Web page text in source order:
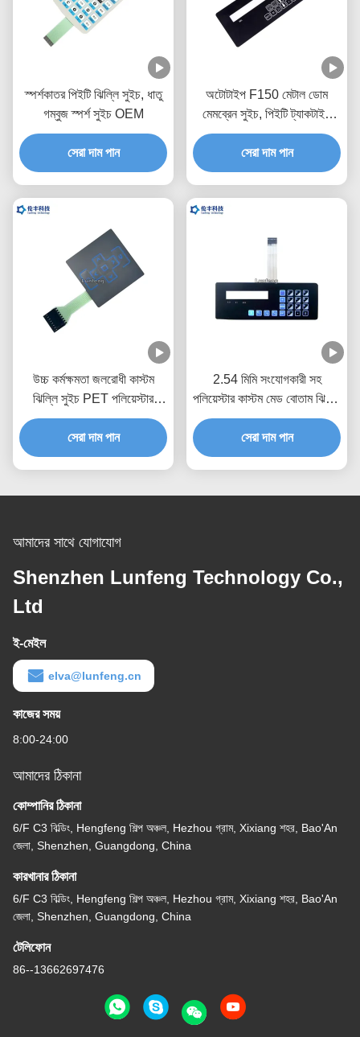
স্পর্শকাতর পিইটি ঝিল্লি সুইচ, ধাতু
গম্বুজ স্পর্শ সুইচ OEM
সেরা দাম পান
অটোটাইপ F150 মেটাল ডোম
মেমব্রেন সুইচ, পিইটি ট্যাকটাইল
সুইচ কীপ্যাড
সেরা দাম পান
উচ্চ কর্মক্ষমতা জলরোধী কাস্টম
ঝিল্লি সুইচ PET পলিয়েস্টার
উপাদান
সেরা দাম পান
2.54 মিমি সংযোগকারী সহ
পলিয়েস্টার কাস্টম মেড বোতাম ঝিল্লি
সুইচ
সেরা দাম পান
আমাদের সাথে যোগাযোগ
Shenzhen Lunfeng Technology Co.,
Ltd
ই-মেইল
elva@lunfeng.cn
কাজের সময়
8:00-24:00
আমাদের ঠিকানা
কোম্পানির ঠিকানা
6/F C3 বিল্ডিং, Hengfeng শিল্প অঞ্চল, Hezhou গ্রাম, Xixiang শহর, Bao'An
জেলা, Shenzhen, Guangdong, China
কারখানার ঠিকানা
6/F C3 বিল্ডিং, Hengfeng শিল্প অঞ্চল, Hezhou গ্রাম, Xixiang শহর, Bao'An
জেলা, Shenzhen, Guangdong, China
টেলিফোন
86--13662697476